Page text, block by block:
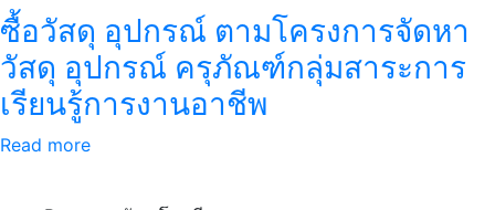
ซื้อวัสดุ อุปกรณ์ ตามโครงการจัดหา
วัสดุ อุปกรณ์ ครุภัณฑ์กลุ่มสาระการ
เรียนรู้การงานอาชีพ
Read more